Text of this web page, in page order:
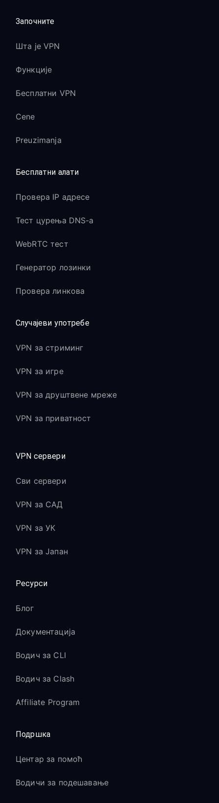
Започните
Шта је VPN
Функције
Бесплатни VPN
Cene
Preuzimanja
Бесплатни алати
Провера IP адресе
Тест цурења DNS-а
WebRTC тест
Генератор лозинки
Провера линкова
Случајеви употребе
VPN за стриминг
VPN за игре
VPN за друштвене мреже
VPN за приватност
VPN сервери
Сви сервери
VPN за САД
VPN за УК
VPN за Јапан
Ресурси
Блог
Документација
Водич за CLI
Водич за Clash
Affiliate Program
Подршка
Центар за помоћ
Водичи за подешавање